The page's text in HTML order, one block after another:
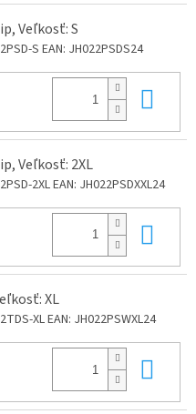
Veľkosť: S
S EAN: JH022PSDS24
Veľkosť: 2XL
2XLEAN: JH022PSDXXL24
XL
XLEAN: JH022PSWXL24